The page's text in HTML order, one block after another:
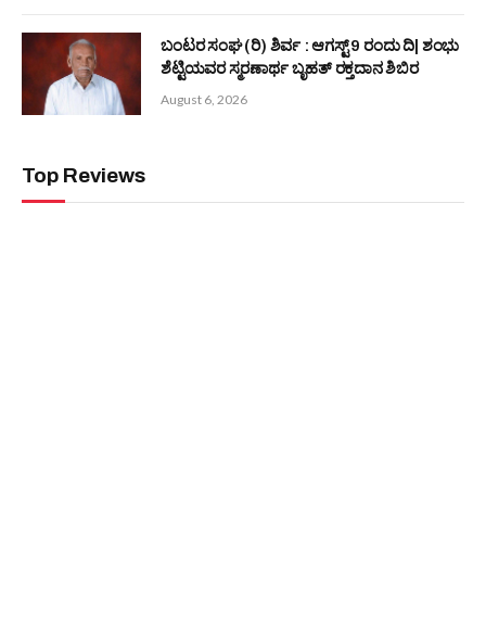
ಬಂಟರ ಸಂಘ (ರಿ) ಶಿರ್ವ : ಆಗಸ್ಟ್ 9 ರಂದು ದಿ| ಶಂಭು
ಶೆಟ್ಟಿಯವರ ಸ್ಮರಣಾರ್ಥ ಬೃಹತ್ ರಕ್ತದಾನ ಶಿಬಿರ
August 6, 2026
Top Reviews